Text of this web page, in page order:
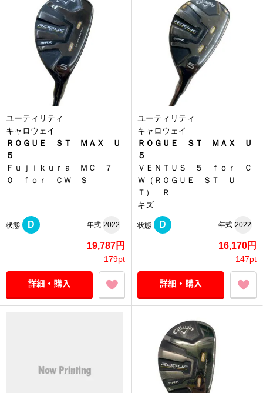
ユーティリティ
キャロウェイ
ＲＯＧＵＥ ＳＴ ＭＡＸ Ｕ
５
Ｆｕｊｉｋｕｒａ ＭＣ ７
０ ｆｏｒ ＣＷ Ｓ
状態 D 年式 2022
19,787円
179pt
ユーティリティ
キャロウェイ
ＲＯＧＵＥ ＳＴ ＭＡＸ Ｕ
５
ＶＥＮＴＵＳ ５ ｆｏｒ Ｃ
Ｗ（ＲＯＧＵＥ ＳＴ Ｕ
Ｔ） Ｒ
キズ
状態 D 年式 2022
16,170円
147pt